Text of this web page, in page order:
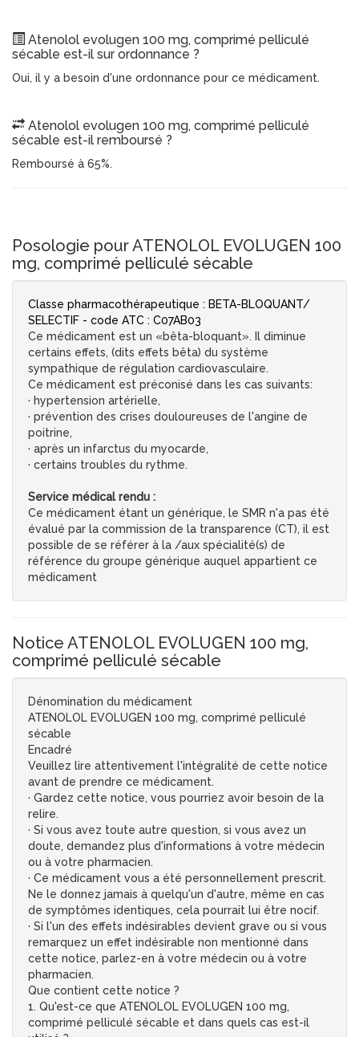
Atenolol evolugen 100 mg, comprimé pelliculé
sécable est-il sur ordonnance ?
Oui, il y a besoin d'une ordonnance pour ce médicament.
Atenolol evolugen 100 mg, comprimé pelliculé
sécable est-il remboursé ?
Remboursé à 65%.
Posologie pour ATENOLOL EVOLUGEN 100
mg, comprimé pelliculé sécable
Classe pharmacothérapeutique : BETA-BLOQUANT/
SELECTIF - code ATC : C07AB03
Ce médicament est un «bêta-bloquant». Il diminue
certains effets, (dits effets bêta) du système
sympathique de régulation cardiovasculaire.
Ce médicament est préconisé dans les cas suivants:
· hypertension artérielle,
· prévention des crises douloureuses de l'angine de
poitrine,
· après un infarctus du myocarde,
· certains troubles du rythme.
Service médical rendu :
Ce médicament étant un générique, le SMR n'a pas été
évalué par la commission de la transparence (CT), il est
possible de se référer à la /aux spécialité(s) de
référence du groupe générique auquel appartient ce
médicament
Notice ATENOLOL EVOLUGEN 100 mg,
comprimé pelliculé sécable
Dénomination du médicament
ATENOLOL EVOLUGEN 100 mg, comprimé pelliculé
sécable
Encadré
Veuillez lire attentivement l'intégralité de cette notice
avant de prendre ce médicament.
· Gardez cette notice, vous pourriez avoir besoin de la
relire.
· Si vous avez toute autre question, si vous avez un
doute, demandez plus d'informations à votre médecin
ou à votre pharmacien.
· Ce médicament vous a été personnellement prescrit.
Ne le donnez jamais à quelqu'un d'autre, même en cas
de symptômes identiques, cela pourrait lui être nocif.
· Si l'un des effets indésirables devient grave ou si vous
remarquez un effet indésirable non mentionné dans
cette notice, parlez-en à votre médecin ou à votre
pharmacien.
Que contient cette notice ?
1. Qu'est-ce que ATENOLOL EVOLUGEN 100 mg,
comprimé pelliculé sécable et dans quels cas est-il